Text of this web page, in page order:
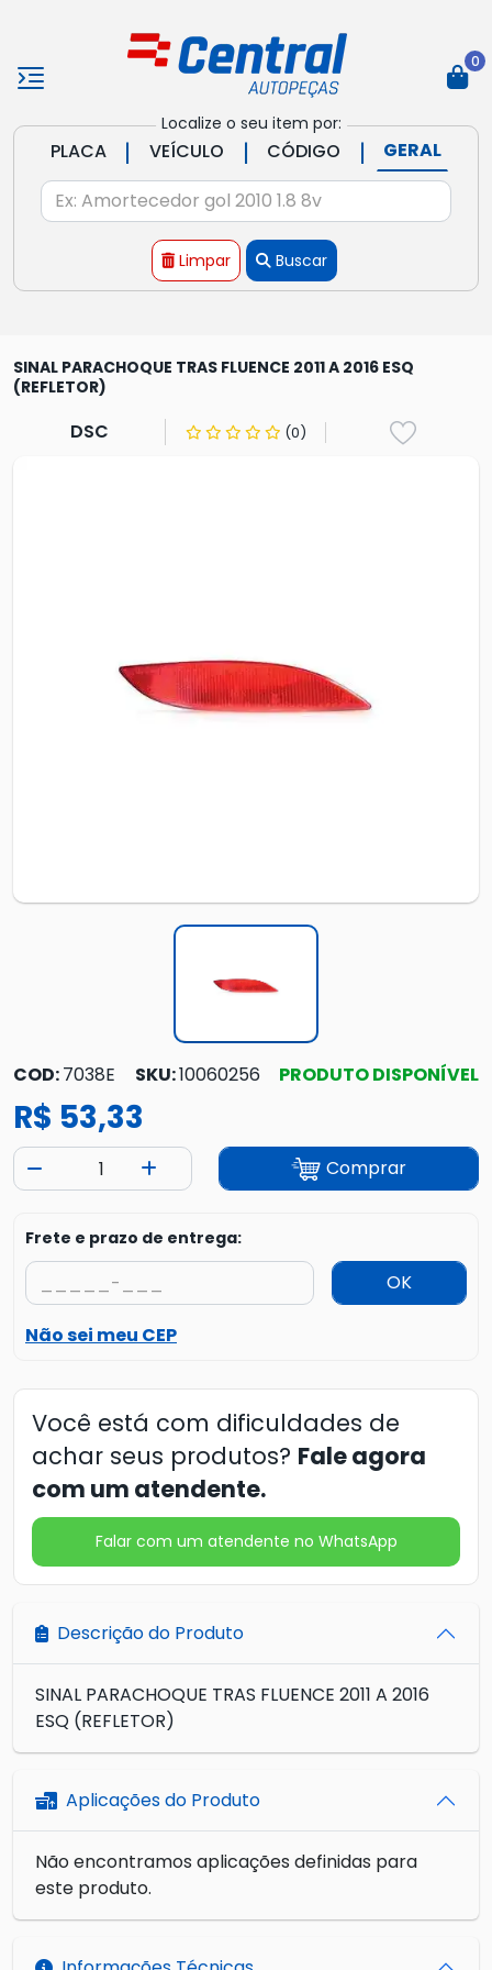
Localize o seu item por:
PLACA | VEÍCULO | CÓDIGO | GERAL
Limpar Buscar
0
SINAL PARACHOQUE TRAS FLUENCE 2011 A 2016 ESQ
(REFLETOR)
DSC (0)
COD:7038E SKU:10060256 PRODUTO DISPONÍVEL
R$ 53,33
Comprar
Frete e prazo de entrega:
OK
Não sei meu CEP
Você está com dificuldades de
achar seus produtos? Fale agora
com um atendente.
Falar com um atendente no WhatsApp
Descrição do Produto
SINAL PARACHOQUE TRAS FLUENCE 2011 A 2016
ESQ (REFLETOR)
Aplicações do Produto
Não encontramos aplicações definidas para
este produto.